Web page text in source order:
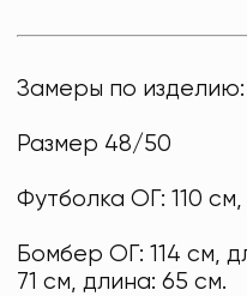
Замеры по изделию:
Размер 48/50
Футболка ОГ: 110
Бомбер ОГ: 114 см,
71 см, длина: 65 см.